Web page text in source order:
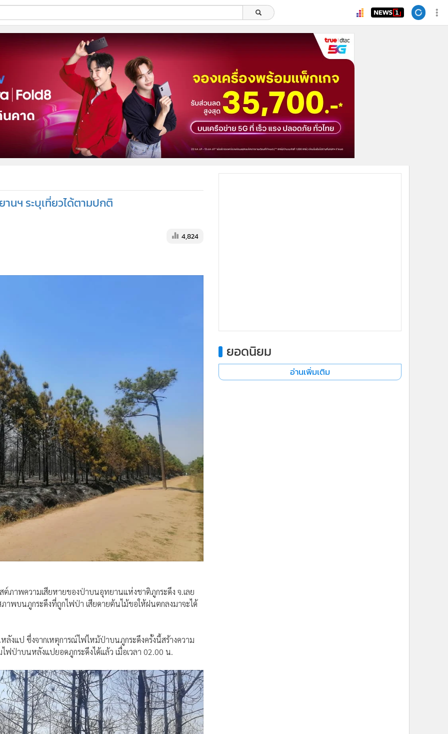
ง
นฯ ระบุเที่ยวได้ตามปกติ
4,824
ภาพความเสียหายของป่าบนอุทยานแห่งชาติภูกระดึง จ.เลย
าพบนภูกระดึงที่ถูกไฟป่า เสียดายต้นไม้ขอให้ฝนตกลงมาจะได้
งแป ซึ่งจากเหตุการณ์ไฟไหม้ป่าบนภูกระดึงครั้งนี้สร้างความ
ฟป่าบนหลังแปยอดภูกระดึงได้แล้ว เมื่อเวลา 02.00 น.
ยอดนิยม
อ่านเพิ่มเติม